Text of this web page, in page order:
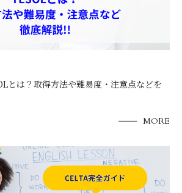
とは？取得方法や難易度・注意点などを
MORE